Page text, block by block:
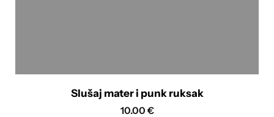
Slušaj mater i punk ruksak
10.00 €